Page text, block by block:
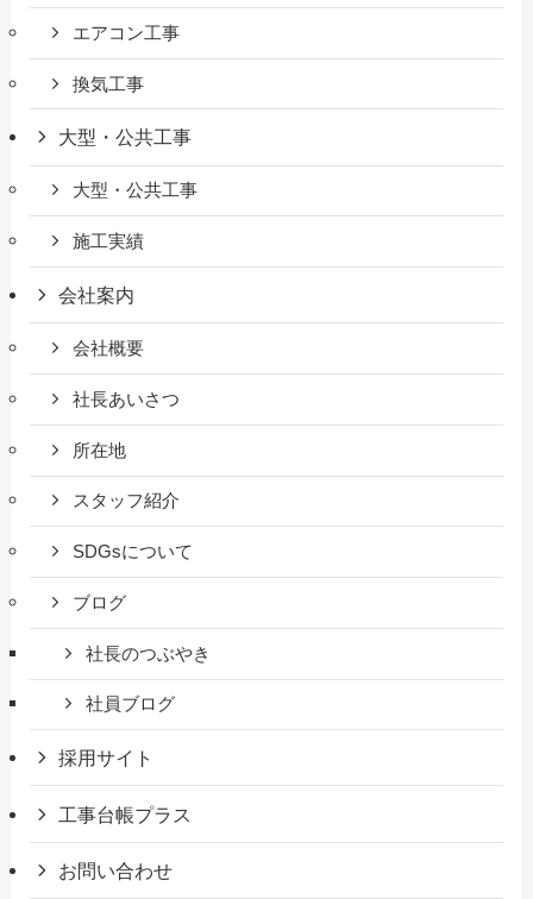
エアコン工事
換気工事
大型・公共工事
大型・公共工事
施工実績
会社案内
会社概要
社長あいさつ
所在地
スタッフ紹介
SDGsについて
ブログ
社長のつぶやき
社員ブログ
採用サイト
工事台帳プラス
お問い合わせ